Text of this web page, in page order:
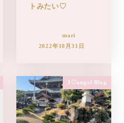
トみたい♡
mari
2022年10月31日
3♡angel Blog